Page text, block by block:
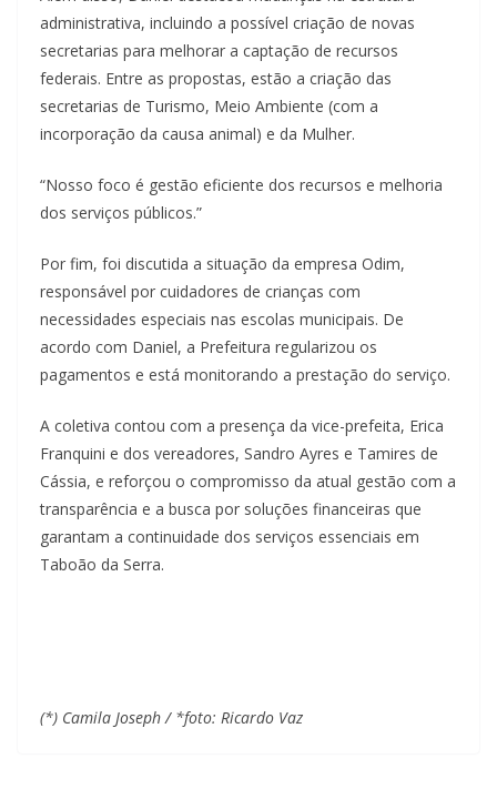
administrativa, incluindo a possível criação de novas
secretarias para melhorar a captação de recursos
federais. Entre as propostas, estão a criação das
secretarias de Turismo, Meio Ambiente (com a
incorporação da causa animal) e da Mulher.
“Nosso foco é gestão eficiente dos recursos e melhoria
dos serviços públicos.”
Por fim, foi discutida a situação da empresa Odim,
responsável por cuidadores de crianças com
necessidades especiais nas escolas municipais. De
acordo com Daniel, a Prefeitura regularizou os
pagamentos e está monitorando a prestação do serviço.
A coletiva contou com a presença da vice-prefeita, Erica
Franquini e dos vereadores, Sandro Ayres e Tamires de
Cássia, e reforçou o compromisso da atual gestão com a
transparência e a busca por soluções financeiras que
garantam a continuidade dos serviços essenciais em
Taboão da Serra.
(*) Camila Joseph / *foto: Ricardo Vaz